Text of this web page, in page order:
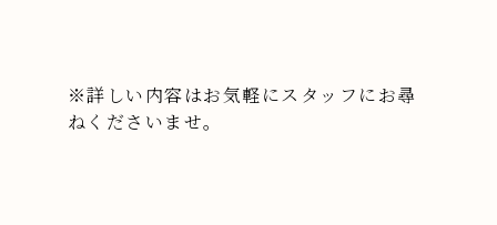
※詳しい内容はお気軽にスタッフにお尋
ねくださいませ。